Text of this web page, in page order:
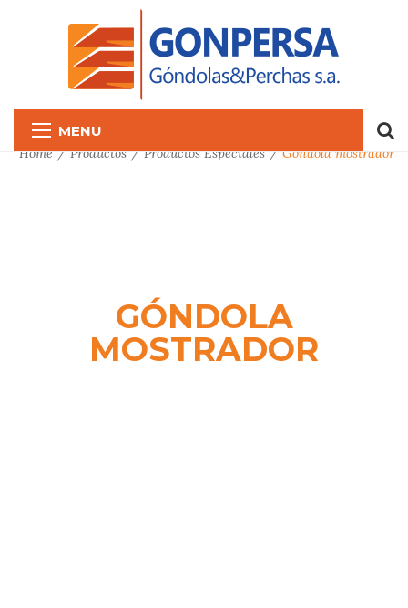
MENU
Home Productos Productos Especiales Góndola mostrador
GÓNDOLA
MOSTRADOR